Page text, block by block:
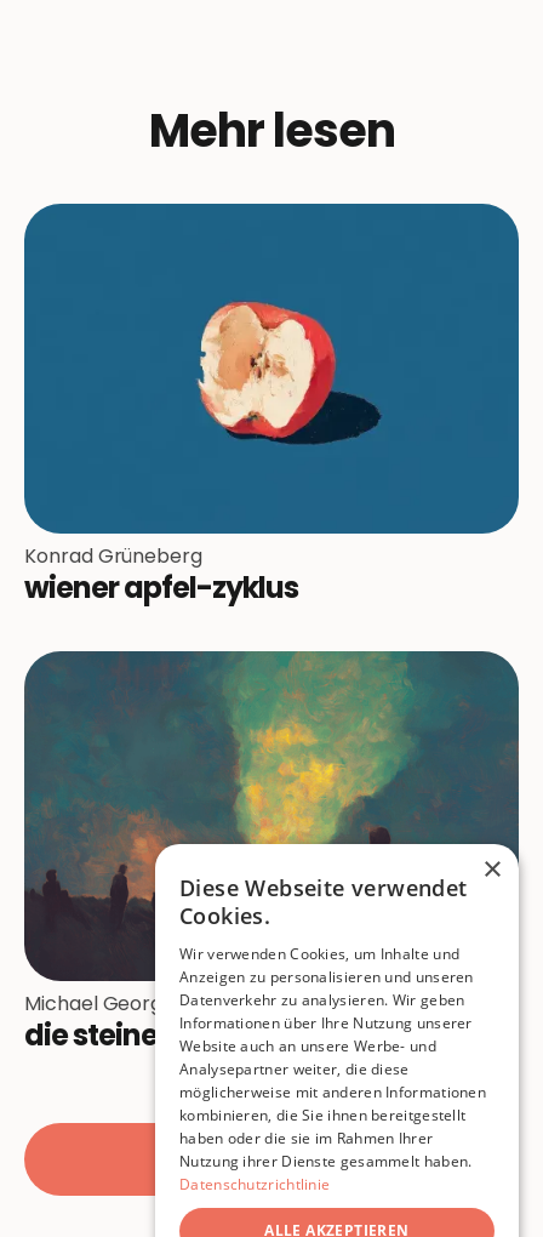
Mehr lesen
Konrad Grüneberg
wiener apfel-zyklus
Michael Georg Bregel
die steine schwitzen
Alle Beiträge
×
Diese Webseite verwendet
Cookies.
Wir verwenden Cookies, um Inhalte und
Anzeigen zu personalisieren und unseren
Datenverkehr zu analysieren. Wir geben
Informationen über Ihre Nutzung unserer
Website auch an unsere Werbe- und
Analysepartner weiter, die diese
möglicherweise mit anderen Informationen
kombinieren, die Sie ihnen bereitgestellt
haben oder die sie im Rahmen Ihrer
Nutzung ihrer Dienste gesammelt haben.
Datenschutzrichtlinie
ALLE AKZEPTIEREN